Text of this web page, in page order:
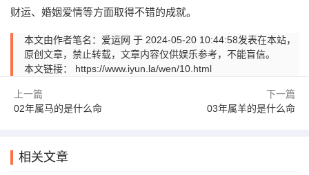
财运、婚姻爱情等方面取得不错的成就。
本文由作者笔名：爱运网 于 2024-05-20 10:44:58发表在本站，
原创文章，禁止转载，文章内容仅供娱乐参考，不能盲信。
本文链接： https://www.iyun.la/wen/10.html
上一篇
02年属马的是什么命
下一篇
03年属羊的是什么命
相关文章